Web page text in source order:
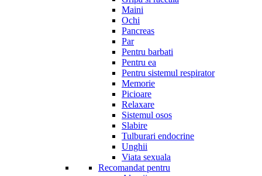
Maini
Ochi
Pancreas
Par
Pentru barbati
Pentru ea
Pentru sistemul respirator
Memorie
Picioare
Relaxare
Sistemul osos
Slabire
Tulburari endocrine
Unghii
Viata sexuala
Recomandat pentru